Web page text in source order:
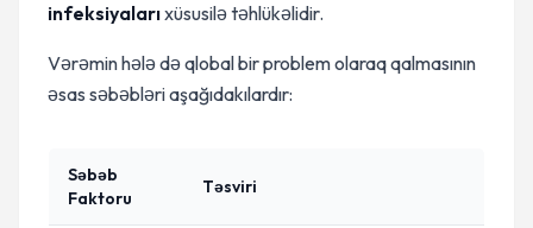
infeksiyalarıxüsusilə təhlükəlidir.
Vərəmin hələ də qlobal bir problem olaraq qalmasının
əsas səbəbləri aşağıdakılardır:
Səbəb
Faktoru
Təsviri